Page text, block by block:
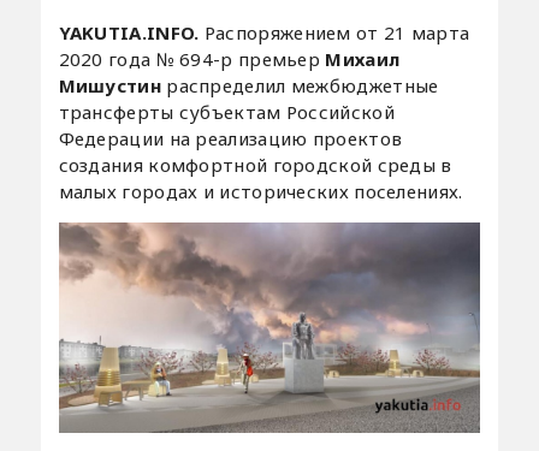
YAKUTIA.INFO. Распоряжением от 21 марта
2020 года № 694-р премьер Михаил
Мишустин распределил межбюджетные
трансферты субъектам Российской
Федерации на реализацию проектов
создания комфортной городской среды в
малых городах и исторических поселениях.